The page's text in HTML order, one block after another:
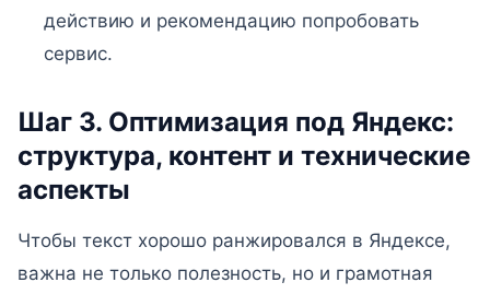
действию и рекомендацию попробовать
сервис.
Шаг 3. Оптимизация под Яндекс:
структура, контент и технические
аспекты
Чтобы текст хорошо ранжировался в Яндексе,
важна не только полезность, но и грамотная